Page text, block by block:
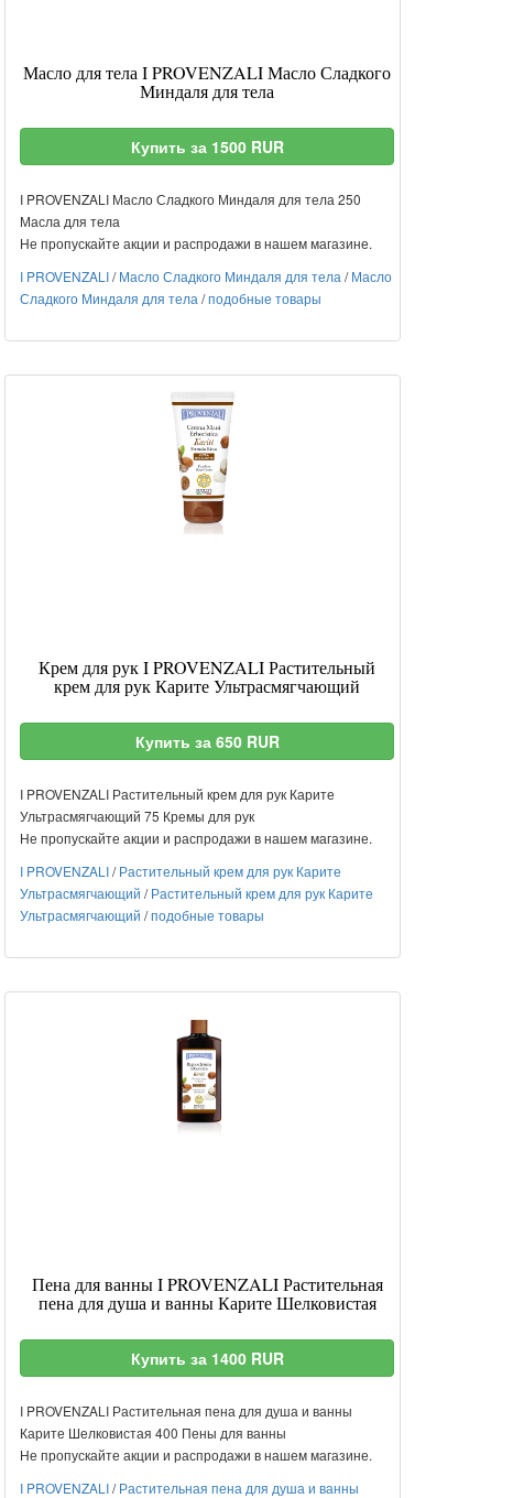
Масло для тела I PROVENZALI Масло Сладкого
Миндаля для тела
Купить за 1500 RUR
I PROVENZALI Масло Сладкого Миндаля для тела 250
Масла для тела
Не пропускайте акции и распродажи в нашем магазине.
I PROVENZALI/Масло Сладкого Миндаля для тела /Масло
Сладкого Миндаля для тела /подобные товары
Крем для рук I PROVENZALI Растительный
крем для рук Карите Ультрасмягчающий
Купить за 650 RUR
I PROVENZALI Растительный крем для рук Карите
Ультрасмягчающий 75 Кремы для рук
Не пропускайте акции и распродажи в нашем магазине.
I PROVENZALI/Растительный крем для рук Карите
Ультрасмягчающий /Растительный крем для рук Карите
Ультрасмягчающий /подобные товары
Пена для ванны I PROVENZALI Растительная
пена для душа и ванны Карите Шелковистая
Купить за 1400 RUR
I PROVENZALI Растительная пена для душа и ванны
Карите Шелковистая 400 Пены для ванны
Не пропускайте акции и распродажи в нашем магазине.
I PROVENZALI/Растительная пена для душа и ванны